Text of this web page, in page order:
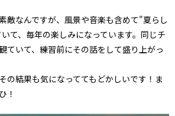
敵なんですが、風景や音楽も含めて"夏らし
て、毎年の楽しみになっています。同じチ
ていて、練習前にその話をして盛り上がっ
の結果も気になっててもどかしいです！ま
！